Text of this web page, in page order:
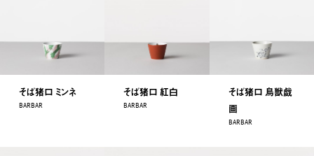
そば猪口 ミンネ
BARBAR
そば猪口 紅白
BARBAR
そば猪口 鳥獣戯
画
BARBAR